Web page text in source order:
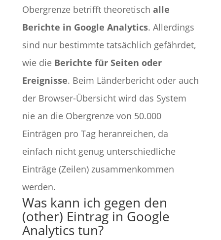
Obergrenze betrifft theoretisch alle
Berichte in Google Analytics. Allerdings
sind nur bestimmte tatsächlich gefährdet,
wie die Berichte für Seiten oder
Ereignisse. Beim Länderbericht oder auch
der Browser-Übersicht wird das System
nie an die Obergrenze von 50.000
Einträgen pro Tag heranreichen, da
einfach nicht genug unterschiedliche
Einträge (Zeilen) zusammenkommen
werden.
Was kann ich gegen den
(other) Eintrag in Google
Analytics tun?